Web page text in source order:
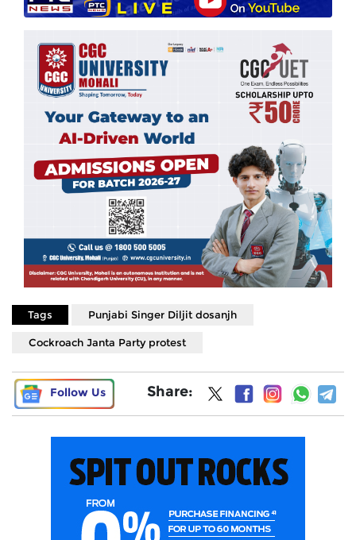
Tags Punjabi Singer Diljit dosanjh
Cockroach Janta Party protest
Follow Us Share: